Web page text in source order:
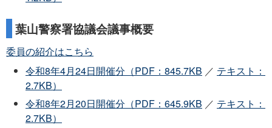
葉山警察署協議会議事概要
委員の紹介はこちら
令和8年4月24日開催分（PDF：845.7KB ／ テキスト：
2.7KB）
令和8年2月20日開催分（PDF：645.9KB ／ テキスト：
2.7KB）